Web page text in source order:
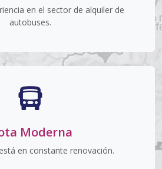
en el sector de alquiler de
autobuses.
Moderna
en constante renovación.